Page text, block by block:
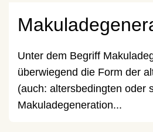
Unter dem Begriff
überwiegend die Form der
(auch: altersbedingten oder
Makuladegeneration...